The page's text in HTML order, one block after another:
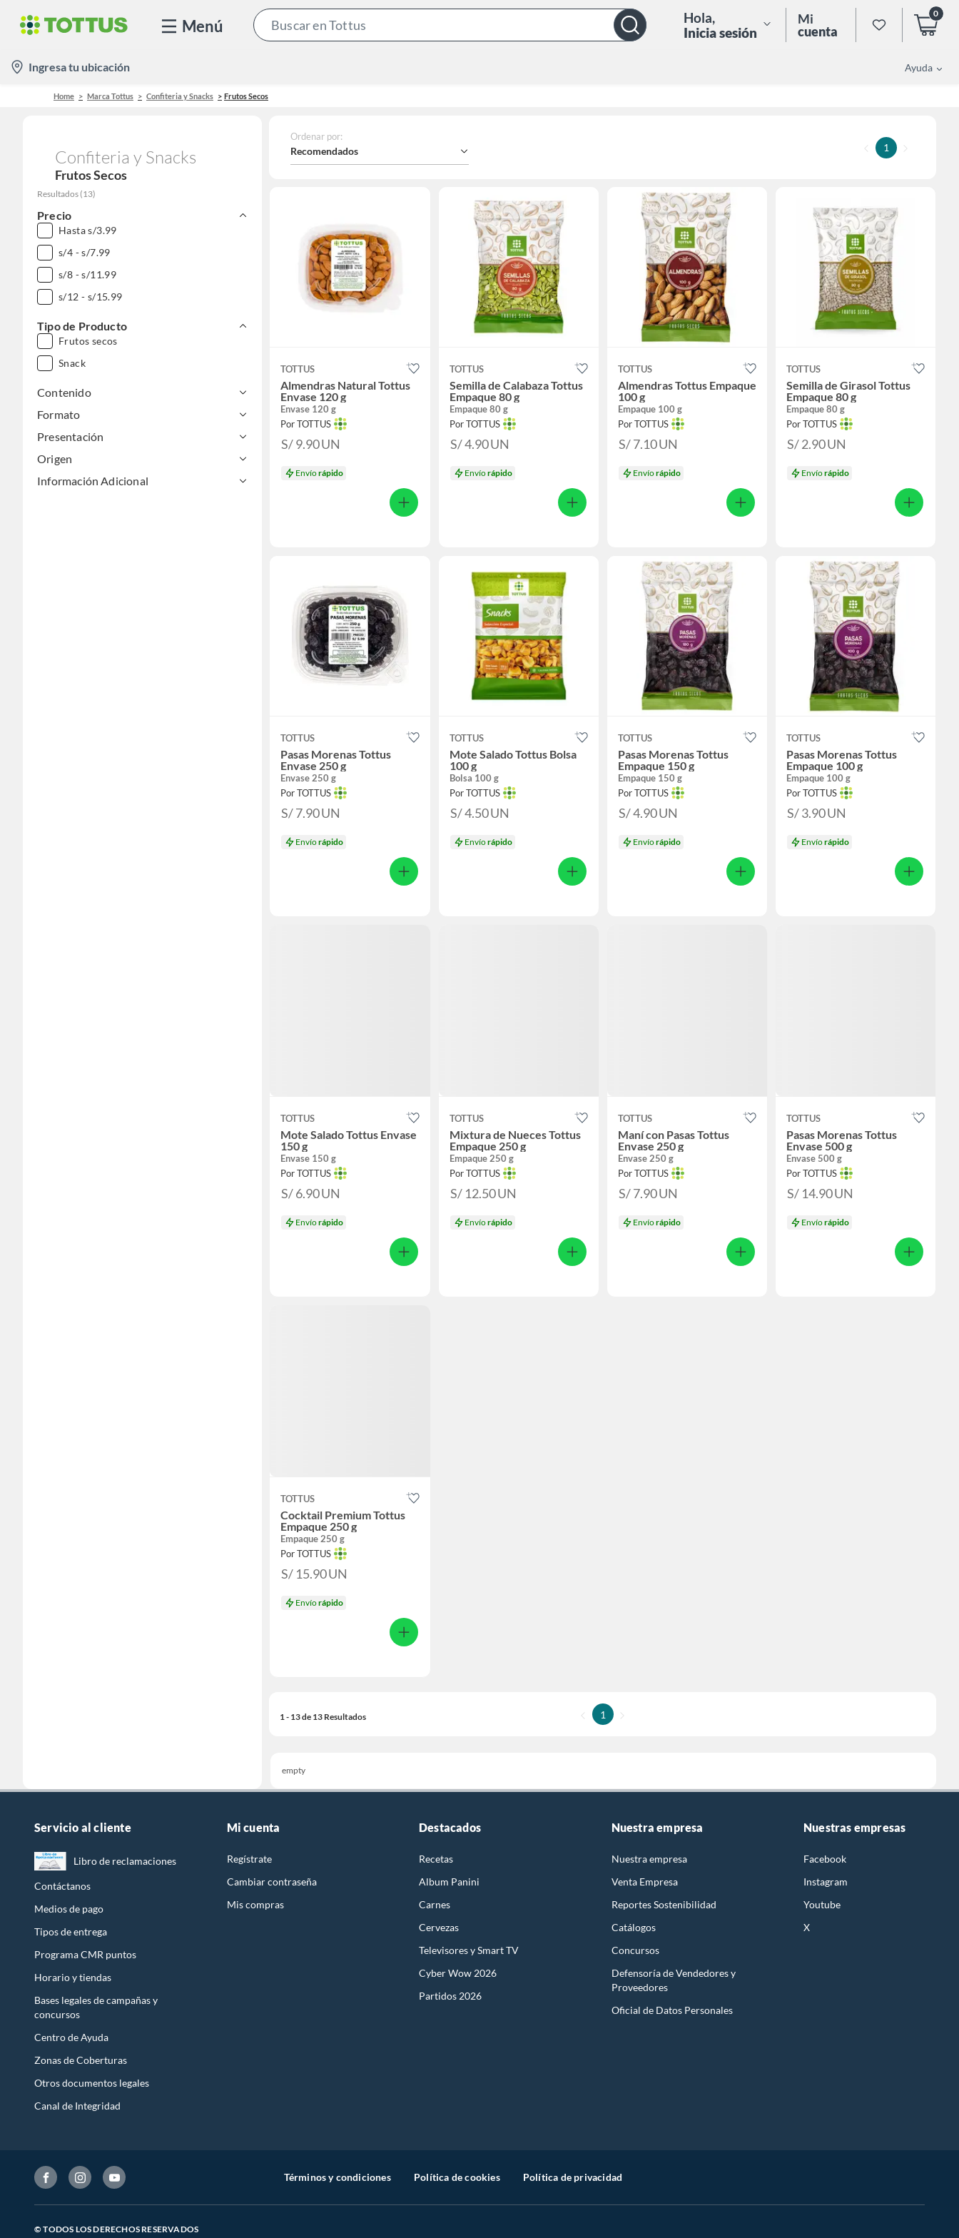
Menú
Bar
Hola,
Inicia sesión
Mi
cuenta
0
location-
icon
Ingresa tu ubicación Ayuda
Home Marca Tottus Confiteria y Snacks Frutos Secos
Confiteria y Snacks
Frutos Secos
Resultados (13)
Precio
Hasta s/3.99
s/4 - s/7.99
s/8 - s/11.99
s/12 - s/15.99
Tipo de Producto
Frutos secos
Snack
Contenido
Formato
Presentación
Origen
Información Adicional
Ordenar por:
Recomendados 1
TOTTUS
Almendras Natural Tottus
Envase 120 g
Envase 120 g
Por TOTTUS
S/ 9.90UN
Envíorápido
TOTTUS
Semilla de Calabaza Tottus
Empaque 80 g
Empaque 80 g
Por TOTTUS
S/ 4.90UN
Envíorápido
TOTTUS
Almendras Tottus Empaque
100 g
Empaque 100 g
Por TOTTUS
S/ 7.10UN
Envíorápido
TOTTUS
Semilla de Girasol Tottus
Empaque 80 g
Empaque 80 g
Por TOTTUS
S/ 2.90UN
Envíorápido
TOTTUS
Pasas Morenas Tottus
Envase 250 g
Envase 250 g
Por TOTTUS
S/ 7.90UN
Envíorápido
TOTTUS
Mote Salado Tottus Bolsa
100 g
Bolsa 100 g
Por TOTTUS
S/ 4.50UN
Envíorápido
TOTTUS
Pasas Morenas Tottus
Empaque 150 g
Empaque 150 g
Por TOTTUS
S/ 4.90UN
Envíorápido
TOTTUS
Pasas Morenas Tottus
Empaque 100 g
Empaque 100 g
Por TOTTUS
S/ 3.90UN
Envíorápido
TOTTUS
Mote Salado Tottus Envase
150 g
Envase 150 g
Por TOTTUS
S/ 6.90UN
Envíorápido
TOTTUS
Mixtura de Nueces Tottus
Empaque 250 g
Empaque 250 g
Por TOTTUS
S/ 12.50UN
Envíorápido
TOTTUS
Maní con Pasas Tottus
Envase 250 g
Envase 250 g
Por TOTTUS
S/ 7.90UN
Envíorápido
TOTTUS
Pasas Morenas Tottus
Envase 500 g
Envase 500 g
Por TOTTUS
S/ 14.90UN
Envíorápido
TOTTUS
Cocktail Premium Tottus
Empaque 250 g
Empaque 250 g
Por TOTTUS
S/ 15.90UN
Envíorápido
1 - 13 de 13 Resultados 1
empty
Servicio al cliente
Libro de reclamaciones
Contáctanos
Medios de pago
Tipos de entrega
Programa CMR puntos
Horario y tiendas
Bases legales de campañas y
concursos
Centro de Ayuda
Zonas de Coberturas
Otros documentos legales
Canal de Integridad
Mi cuenta
Regístrate
Cambiar contraseña
Mis compras
Destacados
Recetas
Album Panini
Carnes
Cervezas
Televisores y Smart TV
Cyber Wow 2026
Partidos 2026
Nuestra empresa
Nuestra empresa
Venta Empresa
Reportes Sostenibilidad
Catálogos
Concursos
Defensoría de Vendedores y
Proveedores
Oficial de Datos Personales
Nuestras empresas
Facebook
Instagram
Youtube
X
Términos y condiciones Política de cookies Política de privacidad
© TODOS LOS DERECHOS RESERVADOS